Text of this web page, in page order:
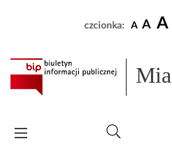
czcionka: A A A